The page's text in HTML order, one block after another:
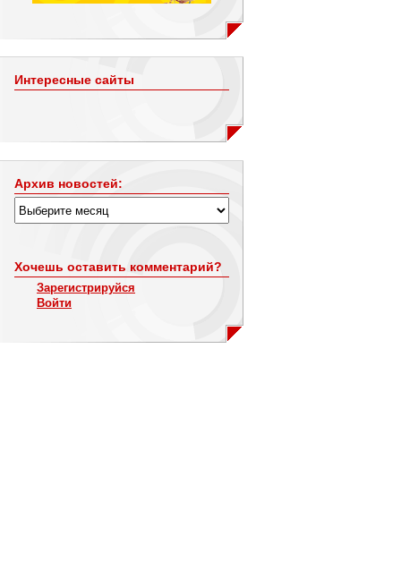
Интересные сайты
Архив новостей:
Хочешь оставить комментарий?
Зарегистрируйся
Войти